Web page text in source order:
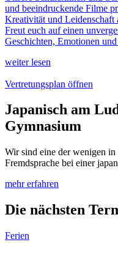
und beeindruckende Filme
Kreativität und Leidenschaft
Freut euch auf einen
Geschichten, Emotionen
weiter lesen
Vertretungsplan öffnen
Japanisch am
Gymnasium
Wir sind eine der wenigen in
Fremdsprache bei einer
mehr erfahren
Die nächsten
Ferien